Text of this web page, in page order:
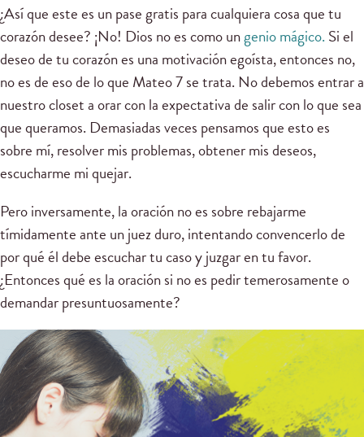
¿Así que este es un pase gratis para cualquiera cosa que tu
corazón desee? ¡No! Dios no es como ungenio mágico. Si el
deseo de tu corazón es una motivación egoísta, entonces no,
no es de eso de lo que Mateo 7 se trata. No debemos entrar a
nuestro closet a orar con la expectativa de salir con lo que sea
que queramos. Demasiadas veces pensamos que esto es
sobre mí, resolver mis problemas, obtener mis deseos,
escucharme mi quejar.
Pero inversamente, la oración no es sobre rebajarme
tímidamente ante un juez duro, intentando convencerlo de
por qué él debe escuchar tu caso y juzgar en tu favor.
¿Entonces qué es la oración si no es pedir temerosamente o
demandar presuntuosamente?